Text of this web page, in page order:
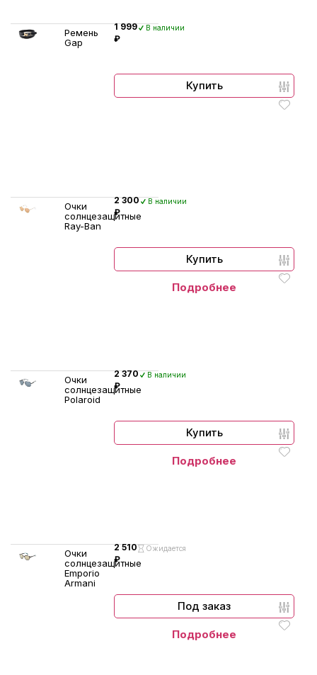
Ремень
Gap
1 999
₽
В наличии
Купить
Очки
солнцезащитные
Ray-Ban
2 300
₽
В наличии
Купить
Подробнее
Очки
солнцезащитные
Polaroid
2 370
₽
В наличии
Купить
Подробнее
Очки
солнцезащитные
Emporio
Armani
2 510
₽
Ожидается
Под заказ
Подробнее